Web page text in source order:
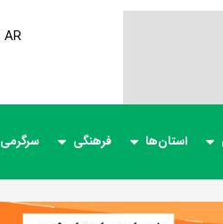
AR
استان‌ها فرهنگی سرگرمی